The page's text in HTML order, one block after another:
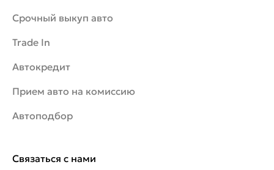
Связаться с нами
Срочный выкуп авто
Trade In
Автокредит
Прием авто на комиссию
Автоподбор